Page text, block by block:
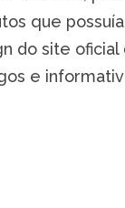
que
do site
e